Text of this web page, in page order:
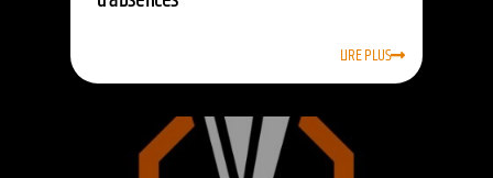
LIRE PLUS